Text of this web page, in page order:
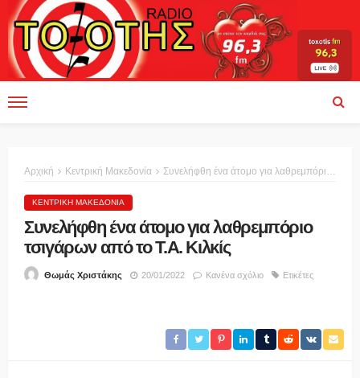
Αρχική Κεντρική Μακεδονία Συνελήφθη ένα άτομο για λαθρεμπόριο τσιγάρων από το Τ.Α. Κιλκίς
ΚΕΝΤΡΙΚΉ ΜΑΚΕΔΟΝΊΑ
Συνελήφθη ένα άτομο για λαθρεμπόριο
τσιγάρων από το Τ.Α. Κιλκίς
Θωμάς Χριστάκης 20/01/2022 Κανένα σχόλιο Ετικέτες